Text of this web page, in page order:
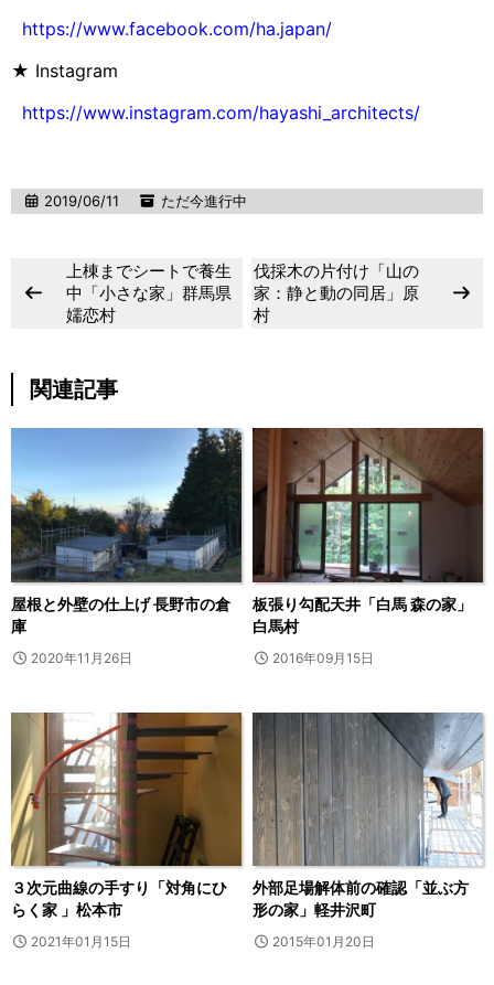
https://www.facebook.com/ha.japan/
★ Instagram
https://www.instagram.com/hayashi_architects/
2019/06/11 ただ今進行中
上棟までシートで養生
中「小さな家」群馬県
嬬恋村
伐採木の片付け「山の
家：静と動の同居」原
村
関連記事
屋根と外壁の仕上げ 長野市の倉
庫
2020年11月26日
板張り勾配天井「白馬 森の家」
白馬村
2016年09月15日
３次元曲線の手すり「対角にひ
らく家 」松本市
2021年01月15日
外部足場解体前の確認「並ぶ方
形の家」軽井沢町
2015年01月20日